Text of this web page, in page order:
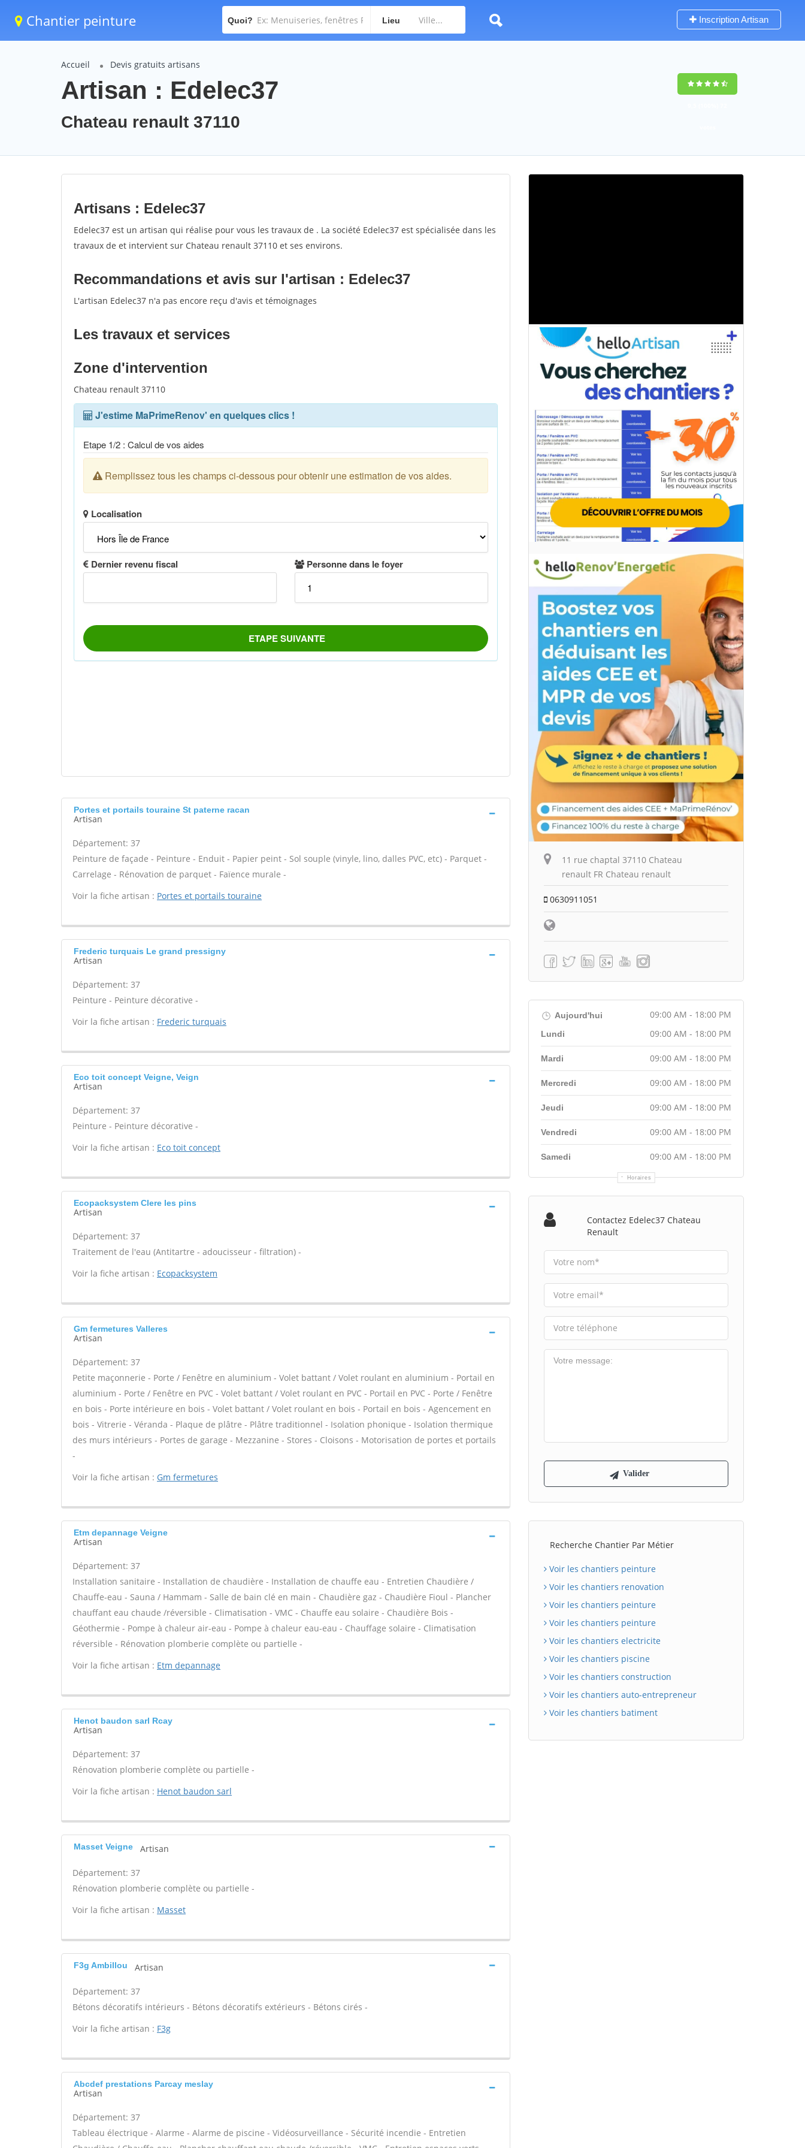
Chantier peinture Quoi? Lieu Inscription Artisan
Accueil Devis gratuits artisans
Artisan : Edelec37
Chateau renault 37110
Artisans : Edelec37
Edelec37 est un artisan qui réalise pour vous les travaux de . La société Edelec37 est spécialisée dans les
travaux de et intervient sur Chateau renault 37110 et ses environs.
Recommandations et avis sur l'artisan : Edelec37
L'artisan Edelec37 n'a pas encore reçu d'avis et témoignages
Les travaux et services
Zone d'intervention
Chateau renault 37110
Portes et portails touraine St paterne racan
Artisan
Département: 37
Peinture de façade - Peinture - Enduit - Papier peint - Sol souple (vinyle, lino, dalles PVC, etc) - Parquet -
Carrelage - Rénovation de parquet - Faïence murale -
Voir la fiche artisan : Portes et portails touraine
Frederic turquais Le grand pressigny
Artisan
Département: 37
Peinture - Peinture décorative -
Voir la fiche artisan : Frederic turquais
Eco toit concept Veigne, Veign
Artisan
Département: 37
Peinture - Peinture décorative -
Voir la fiche artisan : Eco toit concept
Ecopacksystem Clere les pins
Artisan
Département: 37
Traitement de l'eau (Antitartre - adoucisseur - filtration) -
Voir la fiche artisan : Ecopacksystem
Gm fermetures Valleres
Artisan
Département: 37
Petite maçonnerie - Porte / Fenêtre en aluminium - Volet battant / Volet roulant en aluminium - Portail en
aluminium - Porte / Fenêtre en PVC - Volet battant / Volet roulant en PVC - Portail en PVC - Porte / Fenêtre
en bois - Porte intérieure en bois - Volet battant / Volet roulant en bois - Portail en bois - Agencement en
bois - Vitrerie - Véranda - Plaque de plâtre - Plâtre traditionnel - Isolation phonique - Isolation thermique
des murs intérieurs - Portes de garage - Mezzanine - Stores - Cloisons - Motorisation de portes et portails
-
Voir la fiche artisan : Gm fermetures
Etm depannage Veigne
Artisan
Département: 37
Installation sanitaire - Installation de chaudière - Installation de chauffe eau - Entretien Chaudière /
Chauffe-eau - Sauna / Hammam - Salle de bain clé en main - Chaudière gaz - Chaudière Fioul - Plancher
chauffant eau chaude /réversible - Climatisation - VMC - Chauffe eau solaire - Chaudière Bois -
Géothermie - Pompe à chaleur air-eau - Pompe à chaleur eau-eau - Chauffage solaire - Climatisation
réversible - Rénovation plomberie complète ou partielle -
Voir la fiche artisan : Etm depannage
Henot baudon sarl Rcay
Artisan
Département: 37
Rénovation plomberie complète ou partielle -
Voir la fiche artisan : Henot baudon sarl
Masset Veigne Artisan
Département: 37
Rénovation plomberie complète ou partielle -
Voir la fiche artisan : Masset
F3g Ambillou Artisan
Département: 37
Bétons décoratifs intérieurs - Bétons décoratifs extérieurs - Bétons cirés -
Voir la fiche artisan : F3g
Abcdef prestations Parcay meslay
Artisan
Département: 37
Tableau électrique - Alarme - Alarme de piscine - Vidéosurveillance - Sécurité incendie - Entretien
11 rue chaptal 37110 Chateau
renault FR Chateau renault
0630911051
Aujourd'hui 09:00 AM - 18:00 PM
Horaires
Lundi 09:00 AM - 18:00 PM
Mardi 09:00 AM - 18:00 PM
Mercredi 09:00 AM - 18:00 PM
Jeudi 09:00 AM - 18:00 PM
Vendredi 09:00 AM - 18:00 PM
Samedi 09:00 AM - 18:00 PM
Contactez Edelec37 Chateau
Renault
Recherche Chantier Par Métier
Voir les chantiers peinture
Voir les chantiers renovation
Voir les chantiers peinture
Voir les chantiers peinture
Voir les chantiers electricite
Voir les chantiers piscine
Voir les chantiers construction
Voir les chantiers auto-entrepreneur
Voir les chantiers batiment